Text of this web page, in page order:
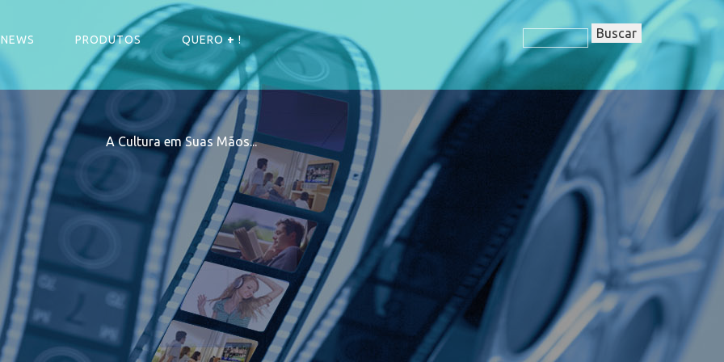
NEWS PRODUTOS QUERO+!
A Cultura em Suas Mãos...